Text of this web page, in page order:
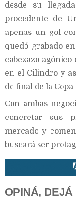
desde su
procedente de
apenas un gol
quedó grabado
cabezazo
en el Cilindro y
de final de la
Con ambas
concretar sus
mercado y
buscará ser
OPINÁ, DEJÁ